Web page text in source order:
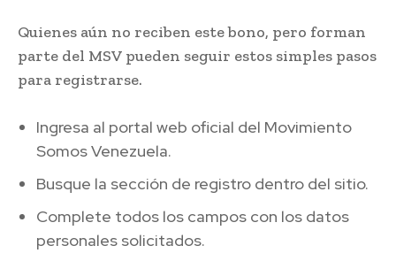
Quienes aún no reciben este bono, pero forman
parte del MSV pueden seguir estos simples pasos
para registrarse.
Ingresa al portal web oficial del Movimiento
Somos Venezuela.
Busque la sección de registro dentro del sitio.
Complete todos los campos con los datos
personales solicitados.